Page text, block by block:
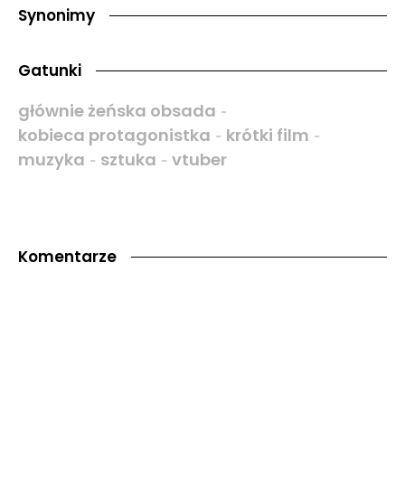
Synonimy
Gatunki
głównie żeńska obsada -
kobieca protagonistka - krótki film -
muzyka - sztuka - vtuber
Komentarze